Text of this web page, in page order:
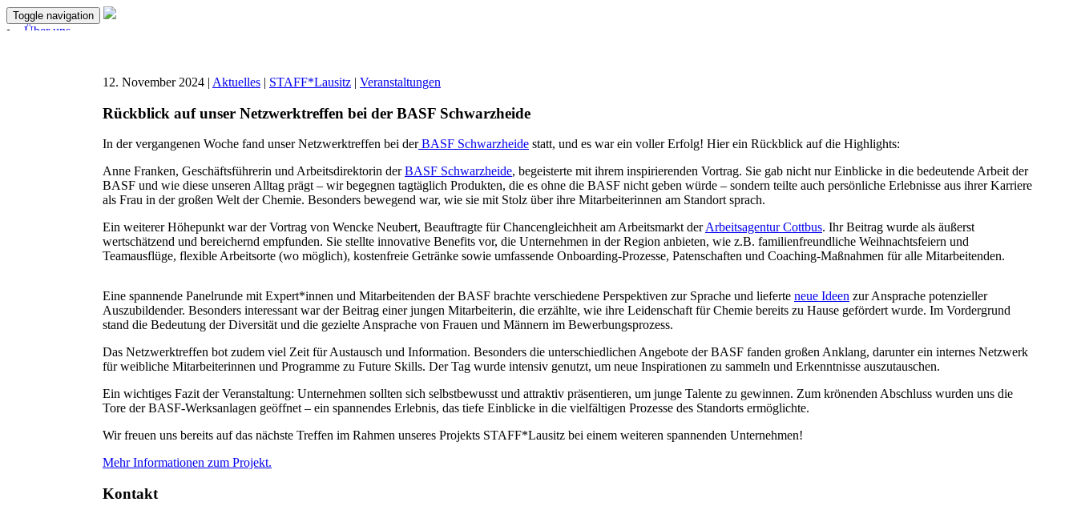
Toggle navigation
Über uns
Förderer & Partner12. November 2024 | Aktuelles | STAFF*Lausitz | Veranstaltungen
Rückblick auf unser Netzwerktreffen bei der BASF Schwarzheide
In der vergangenen Woche fand unser Netzwerktreffen bei derBASF Schwarzheide statt, und es war ein voller Erfolg! Hier ein Rückblick auf die Highlights:
Anne Franken, Geschäftsführerin und Arbeitsdirektorin derBASF Schwarzheide, begeisterte mit ihrem inspirierenden Vortrag. Sie gab nicht nur Einblicke in die bedeutende Arbeit der
BASF und wie diese unseren Alltag prägt – wir begegnen tagtäglich Produkten, die es ohne die BASF nicht geben würde – sondern teilte auch persönliche Erlebnisse aus ihrer Karriere
als Frau in der großen Welt der Chemie. Besonders bewegend war, wie sie mit Stolz über ihre Mitarbeiterinnen am Standort sprach.
Ein weiterer Höhepunkt war der Vortrag von Wencke Neubert, Beauftragte für Chancengleichheit am Arbeitsmarkt derArbeitsagentur Cottbus. Ihr Beitrag wurde als äußerst
wertschätzend und bereichernd empfunden. Sie stellte innovative Benefits vor, die Unternehmen in der Region anbieten, wie z.B. familienfreundliche Weihnachtsfeiern und
Teamausflüge, flexible Arbeitsorte (wo möglich), kostenfreie Getränke sowie umfassende Onboarding-Prozesse, Patenschaften und Coaching-Maßnahmen für alle Mitarbeitenden.
Eine spannende Panelrunde mit Expert*innen und Mitarbeitenden der BASF brachte verschiedene Perspektiven zur Sprache und lieferte neue Ideen zur Ansprache potenzieller
Auszubildender. Besonders interessant war der Beitrag einer jungen Mitarbeiterin, die erzählte, wie ihre Leidenschaft für Chemie bereits zu Hause gefördert wurde. Im Vordergrund
stand die Bedeutung der Diversität und die gezielte Ansprache von Frauen und Männern im Bewerbungsprozess.
Das Netzwerktreffen bot zudem viel Zeit für Austausch und Information. Besonders die unterschiedlichen Angebote der BASF fanden großen Anklang, darunter ein internes Netzwerk
für weibliche Mitarbeiterinnen und Programme zu Future Skills. Der Tag wurde intensiv genutzt, um neue Inspirationen zu sammeln und Erkenntnisse auszutauschen.
Ein wichtiges Fazit der Veranstaltung: Unternehmen sollten sich selbstbewusst und attraktiv präsentieren, um junge Talente zu gewinnen. Zum krönenden Abschluss wurden uns die
Tore der BASF-Werksanlagen geöffnet – ein spannendes Erlebnis, das tiefe Einblicke in die vielfältigen Prozesse des Standorts ermöglichte.
Wir freuen uns bereits auf das nächste Treffen im Rahmen unseres Projekts STAFF*Lausitz bei einem weiteren spannenden Unternehmen!
Mehr Informationen zum Projekt.
Kontakt